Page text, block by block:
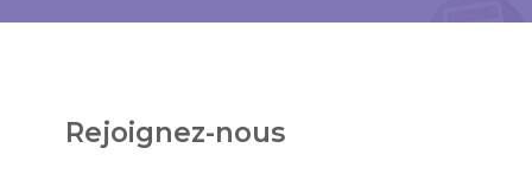
Rejoignez-nous